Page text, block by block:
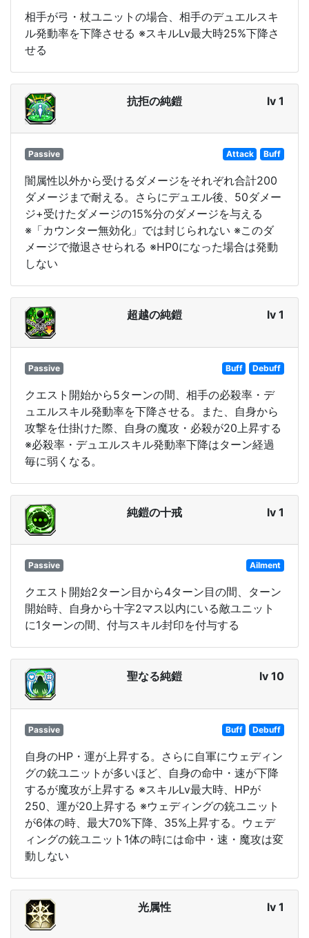
相手が弓・杖ユニットの場合、相手のデュエルスキ
ル発動率を下降させる ※スキルLv最大時25%下降さ
せる
抗拒の純鎧 lv 1
Passive Attack Buff
闇属性以外から受けるダメージをそれぞれ合計200
ダメージまで耐える。さらにデュエル後、50ダメー
ジ+受けたダメージの15%分のダメージを与える
※「カウンター無効化」では封じられない ※このダ
メージで撤退させられる ※HP0になった場合は発動
しない
超越の純鎧 lv 1
Passive Buff Debuff
クエスト開始から5ターンの間、相手の必殺率・デ
ュエルスキル発動率を下降させる。また、自身から
攻撃を仕掛けた際、自身の魔攻・必殺が20上昇する
※必殺率・デュエルスキル発動率下降はターン経過
毎に弱くなる。
純鎧の十戒 lv 1
Passive Ailment
クエスト開始2ターン目から4ターン目の間、ターン
開始時、自身から十字2マス以内にいる敵ユニット
に1ターンの間、付与スキル封印を付与する
聖なる純鎧 lv 10
Passive Buff Debuff
自身のHP・運が上昇する。さらに自軍にウェディン
グの銃ユニットが多いほど、自身の命中・速が下降
するが魔攻が上昇する ※スキルLv最大時、HPが
250、運が20上昇する ※ウェディングの銃ユニット
が6体の時、最大70%下降、35%上昇する。ウェデ
ィングの銃ユニット1体の時には命中・速・魔攻は変
動しない
光属性 lv 1